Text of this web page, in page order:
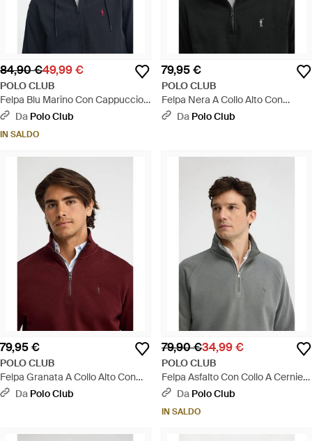
84,90 €49,99 €
POLO CLUB
Felpa Blu Marino Con Cappuccio
E Cerniera E Con Logo Ricamato
Da Polo Club
IN SALDO
79,95 €
POLO CLUB
Felpa Nera A Collo Alto Con
Mezza Cerniera E Ricamo Rigby
Da Polo Club
79,95 €
POLO CLUB
Felpa Granata A Collo Alto Con
Mezza Cerniera E Ricamo Rigby
Da Polo Club
79,90 €34,99 €
POLO CLUB
Felpa Asfalto Con Collo A Cerniera
E Ricamo Rigby Go - Multicolore
Da Polo Club
IN SALDO